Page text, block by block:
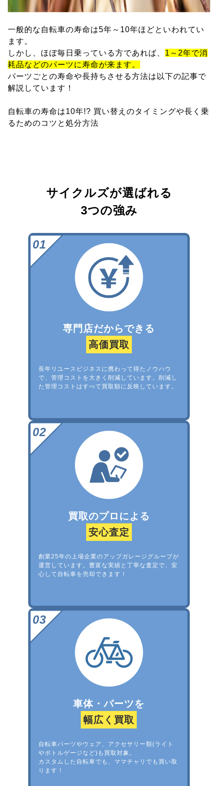
一般的な自転車の寿命は5年～10年ほどといわれてい
ます。
しかし、ほぼ毎日乗っている方であれば、 1～2年で消
耗品などのパーツに寿命が来ます。
パーツごとの寿命や長持ちさせる方法は以下の記事で
解説しています！
自転車の寿命は10年!? 買い替えのタイミングや長く乗
るためのコツと処分方法
サイクルズが選ばれる
3つの強み
専門店だからできる
高価買取
長年リユースビジネスに携わって得たノウハウ
で、管理コストを大きく削減しています。削減し
た管理コストはすべて買取額に反映しています。
買取のプロによる
安心査定
創業25年の上場企業のアップガレージグループが
運営しています。豊富な実績と丁寧な査定で、安
心して自転車を売却できます！
車体・パーツを
幅広く買取
自転車パーツやウェア、アクセサリー類(ライト
やボトルゲージなど)も買取対象。
カスタムした自転車でも、ママチャリでも買い取
ります！